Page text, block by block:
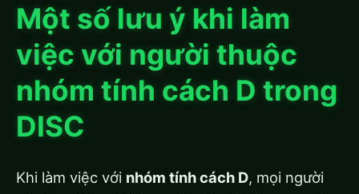
Một số lưu ý khi làm
việc với người thuộc
nhóm tính cách D trong
DISC
Khi làm việc với nhóm tính cách D, mọi người